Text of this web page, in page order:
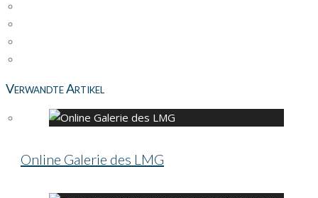
Verwandte Artikel
Online Galerie des LMG